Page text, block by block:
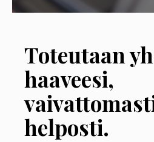
Toteutaan
haaveesi,
helposti.